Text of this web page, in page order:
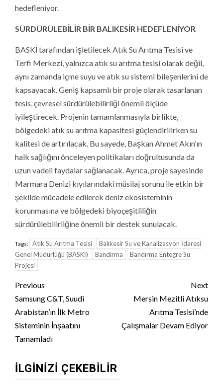
hedefleniyor.
SÜRDÜRÜLEBİLİR BİR BALIKESİR HEDEFLENİYOR
BASKİ tarafından işletilecek Atık Su Arıtma Tesisi ve
Terfi Merkezi, yalnızca atık su arıtma tesisi olarak değil,
aynı zamanda içme suyu ve atık su sistemi bileşenlerini de
kapsayacak. Geniş kapsamlı bir proje olarak tasarlanan
tesis, çevresel sürdürülebilirliği önemli ölçüde
iyileştirecek. Projenin tamamlanmasıyla birlikte,
bölgedeki atık su arıtma kapasitesi güçlendirilirken su
kalitesi de artırılacak. Bu sayede, Başkan Ahmet Akın’ın
halk sağlığını önceleyen politikaları doğrultusunda da
uzun vadeli faydalar sağlanacak. Ayrıca, proje sayesinde
Marmara Denizi kıyılarındaki müsilaj sorunu ile etkin bir
şekilde mücadele edilerek deniz ekosisteminin
korunmasına ve bölgedeki biyoçeşitliliğin
sürdürülebilirliğine önemli bir destek sunulacak.
Tags: Atık Su Arıtma Tesisi
Balıkesir Su ve Kanalizasyon İdaresi
Genel Müdürlüğü (BASKİ)
Bandırma
Bandırma Entegre Su
Projesi
Continue
Reading
Previous
Samsung C&T, Suudi
Arabistan’ın İlk Metro
Sisteminin İnşaatını
Tamamladı
Next
Mersin Mezitli Atıksu
Arıtma Tesisi’nde
Çalışmalar Devam Ediyor
İLGINIZI ÇEKEBILIR